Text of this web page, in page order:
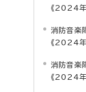
《2024年
消防音楽
《2024
消防音楽
《2024